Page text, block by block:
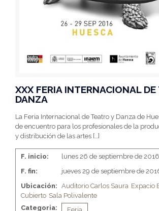
XXX FERIA INTERNACIONAL
DANZA
La Feria Internacional de Teatro y Danza de
de encuentro para los profesionales de la
y distribución de las artes […]
F. inicio:
lunes 26 de septiembre de 2016
F. fin:
jueves 29 de septiembre de
Ubicación: Auditorio Carlos Saura Expacio
Cubierto Sala Polivalente
Categoria: